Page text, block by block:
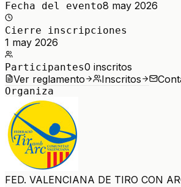
Fecha del evento8 may 2026
Cierre inscripciones
1 may 2026
Participantes0 inscritos
Ver reglamento
Inscritos
Organiza
FED. VALENCIANA DE TIRO CON